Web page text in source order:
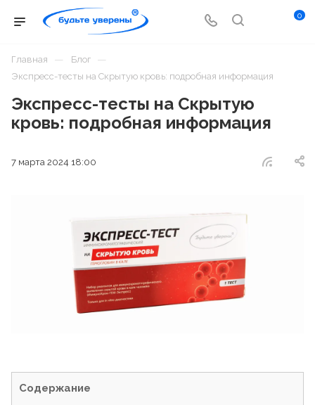
0
Экспресс-тесты на Скрытую
кровь: подробная информация
Главная — Блог —
Экспресс-тесты на Скрытую кровь: подробная информация
7 марта 2024 18:00
Содержание